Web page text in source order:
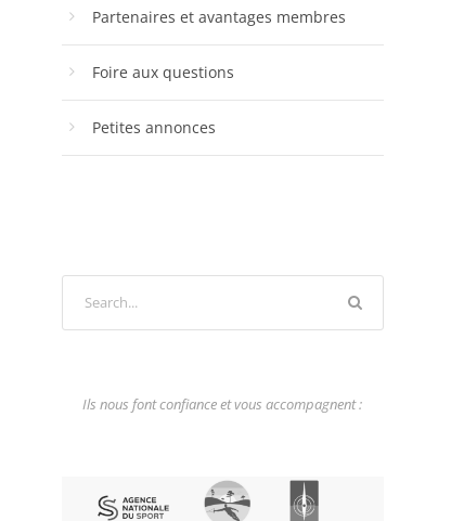
Partenaires et avantages membres
Foire aux questions
Petites annonces
Ils nous font confiance et vous accompagnent :